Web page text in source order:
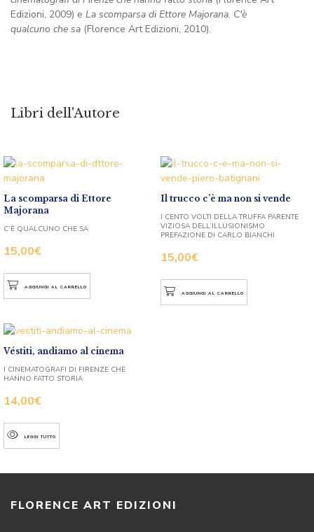
Edizioni, 2009) e La scomparsa di Ettore Majorana. C'è
qualcuno che sa (Florence Art Edizioni, 2010).
Libri dell'Autore
La scomparsa di Ettore
Majorana
15,00€
C’È QUALCUNO CHE SA
AGGIUNGI AL CARRELLO
Il trucco c’è ma non si vende
15,00€
I CENTO VOLTI DELLA TRUFFA PARENTE
VIZIOSA DELL’ILLUSIONISMO
PREFAZIONE DI CARLO BIANCHI
AGGIUNGI AL CARRELLO
Véstiti, andiamo al cinema
14,00€
I CINEMATOGRAFI DI FIRENZE CHE
HANNO FATTO STORIA
LEGGI TUTTO
FLORENCE ART EDIZIONI